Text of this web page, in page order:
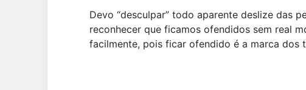
Devo “desculpar” todo aparente deslize das
reconhecer que ficamos ofendidos sem real
facilmente, pois ficar ofendido é a marca dos